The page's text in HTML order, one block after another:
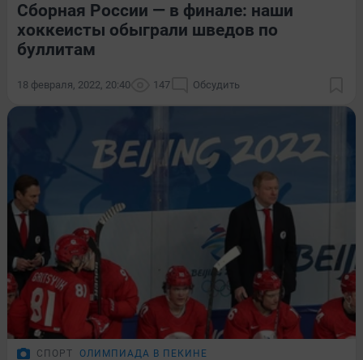
Сборная России — в финале: наши
хоккеисты обыграли шведов по
буллитам
18 февраля, 2022, 20:40 147 Обсудить
СПОРТ ОЛИМПИАДА В ПЕКИНЕ